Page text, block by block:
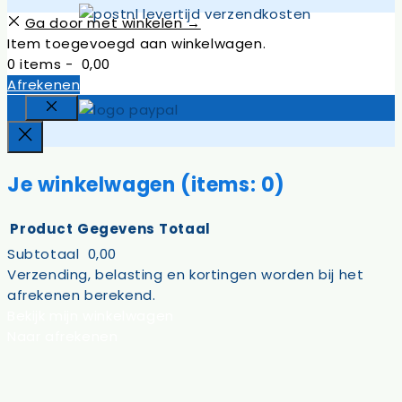
Ga door met winkelen →
Item toegevoegd aan winkelwagen.
0 items - 0,00
Afrekenen
Je winkelwagen (items: 0)
Producten
in
Product Gegevens Totaal
Subtotaal 0,00
Verzending, belasting en kortingen worden bij het
afrekenen berekend.